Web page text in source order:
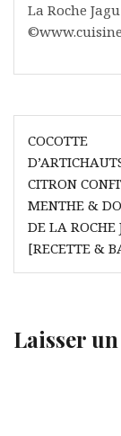
La Roche
de
l’article
COCOTTE
CITRON
MENTHE &
DE LA ROCHE
[RECETTE &
Laisser